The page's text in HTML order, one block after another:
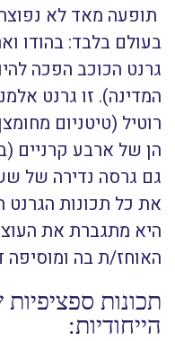
תופעה מאד לא
בעולם בלבד: בהודו
גרנט הכוכב הפכה
המדינה). זו גרנט
רוטיל (טיטניום
הן של ארבע קרניים
גם גרסה נדירה של
את כל תכונות הגרנט
היא מתגברת את
האוחז/ת בה ומוסיפה
תכונות
הייחודיות: